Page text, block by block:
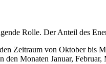
Rolle. Der Anteil des
Zeitraum von Oktober bis
Monaten Januar,